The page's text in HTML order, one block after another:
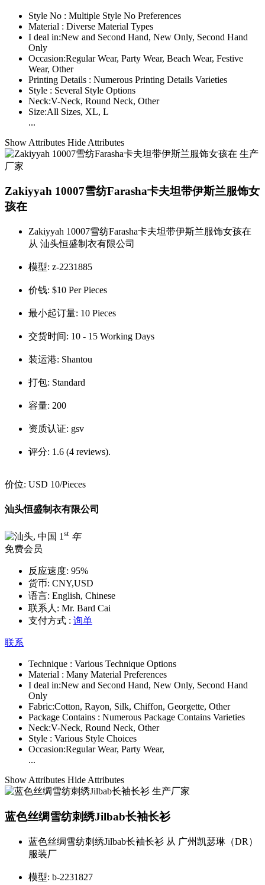
Style No : Multiple Style No Preferences
Material : Diverse Material Types
I deal in:New and Second Hand, New Only, Second Hand
Only
Occasion:Regular Wear, Party Wear, Beach Wear, Festive
Wear, Other
Printing Details : Numerous Printing Details Varieties
Style : Several Style Options
Neck:V-Neck, Round Neck, Other
Size:All Sizes, XL, L
...
Show Attributes Hide Attributes
Zakiyyah 10007雪纺Farasha卡夫坦带伊斯兰服饰女
孩在
Zakiyyah 10007雪纺Farasha卡夫坦带伊斯兰服饰女孩在
从 汕头恒盛制衣有限公司
模型: z-2231885
价钱: $10 Per Pieces
最小起订量: 10 Pieces
交货时间: 10 - 15 Working Days
装运港: Shantou
打包: Standard
容量: 200
资质认证: gsv
评分: 1.6 (4 reviews).
价位: USD 10/Pieces
汕头恒盛制衣有限公司
1 st 年
免费会员
反应速度: 95%
货币: CNY,USD
语言: English, Chinese
联系人: Mr. Bard Cai
支付方式 : 询单
联系
Technique : Various Technique Options
Material : Many Material Preferences
I deal in:New and Second Hand, New Only, Second Hand
Only
Fabric:Cotton, Rayon, Silk, Chiffon, Georgette, Other
Package Contains : Numerous Package Contains Varieties
Neck:V-Neck, Round Neck, Other
Style : Various Style Choices
Occasion:Regular Wear, Party Wear,
...
Show Attributes Hide Attributes
蓝色丝绸雪纺刺绣Jilbab长袖长衫
蓝色丝绸雪纺刺绣Jilbab长袖长衫 从 广州凯瑟琳（DR）
服装厂
模型: b-2231827